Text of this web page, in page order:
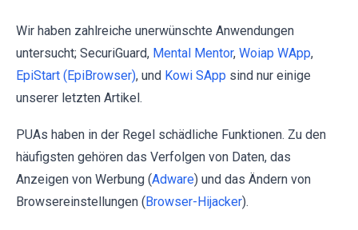
Wir haben zahlreiche unerwünschte Anwendungen
untersucht; SecuriGuard, Mental Mentor, Woiap WApp,
EpiStart (EpiBrowser), und Kowi SApp sind nur einige
unserer letzten Artikel.
PUAs haben in der Regel schädliche Funktionen. Zu den
häufigsten gehören das Verfolgen von Daten, das
Anzeigen von Werbung (Adware) und das Ändern von
Browsereinstellungen (Browser-Hijacker).